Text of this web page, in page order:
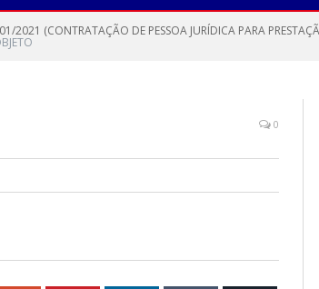
2021 (CONTRATAÇÃO DE PESSOA JURÍDICA PARA
0